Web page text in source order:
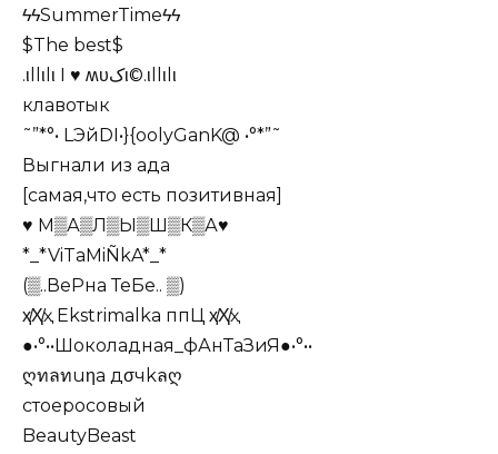
ϟϟSummerTimeϟϟ
$The best$
.ιllιlι І ♥ ʍυﮎι©.ιllιlι
клавотык
˜”*°• LЭйDI•}{oolyGanK@ •°*”˜
Выгнали из ада
[самая,что есть позитивная]
♥ М▒А▒Л▒Ы▒Ш▒К▒А♥
*_*ViTaMiÑkA*_*
(▒..ВеРна ТеБе.. ▒)
ҳ̸Ҳ̸ҳ Ekstrimalka ппЦ ҳ̸Ҳ̸ҳ
●•°••Шоколадная_фАнТаЗиЯ●•°••
ღทลทuηа дσчkลღ
стоеросовый
BeautyBeast